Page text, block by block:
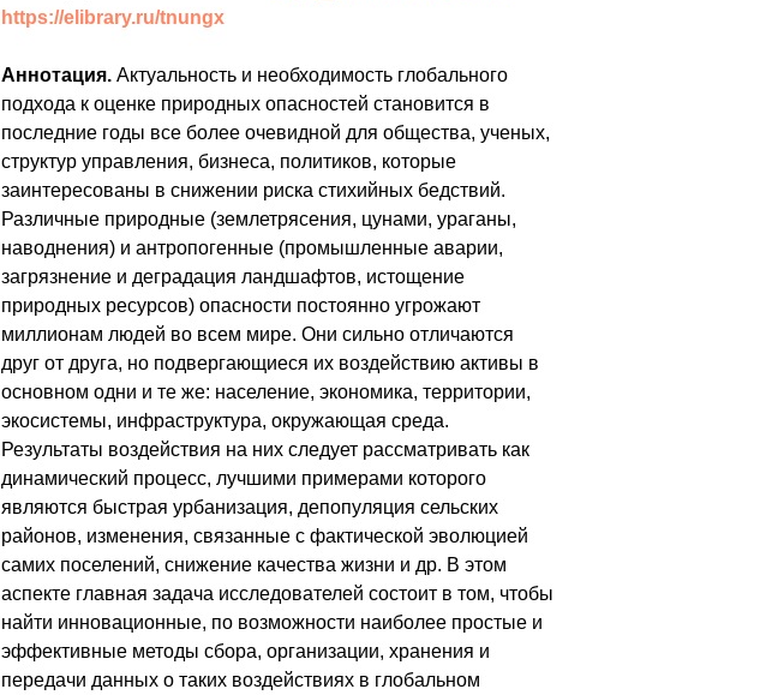
https://elibrary.ru/tnungx
Аннотация. Актуальность и необходимость глобального
подхода к оценке природных опасностей становится в
последние годы все более очевидной для общества, ученых,
структур управления, бизнеса, политиков, которые
заинтересованы в снижении риска стихийных бедствий.
Различные природные (землетрясения, цунами, ураганы,
наводнения) и антропогенные (промышленные аварии,
загрязнение и деградация ландшафтов, истощение
природных ресурсов) опасности постоянно угрожают
миллионам людей во всем мире. Они сильно отличаются
друг от друга, но подвергающиеся их воздействию активы в
основном одни и те же: население, экономика, территории,
экосистемы, инфраструктура, окружающая среда.
Результаты воздействия на них следует рассматривать как
динамический процесс, лучшими примерами которого
являются быстрая урбанизация, депопуляция сельских
районов, изменения, связанные с фактической эволюцией
самих поселений, снижение качества жизни и др. В этом
аспекте главная задача исследователей состоит в том, чтобы
найти инновационные, по возможности наиболее простые и
эффективные методы сбора, организации, хранения и
передачи данных о таких воздействиях в глобальном